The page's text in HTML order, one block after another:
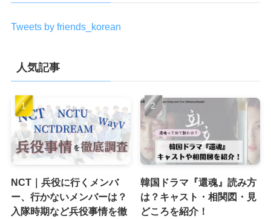
Tweets by friends_korean
人気記事
NCT｜兵役に行くメンバ
ー、行かないメンバーは？
入隊時期など兵役事情を徹
韓国ドラマ『還魂』読み方
は？キャスト・相関図・見
どころを紹介！